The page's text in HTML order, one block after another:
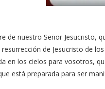
de nuestro Señor Jesucristo,
de Jesucristo de
en los cielos para vosotros,
está preparada para ser